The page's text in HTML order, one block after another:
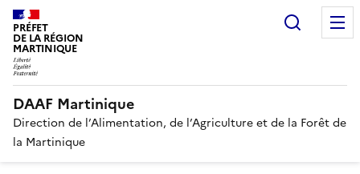
PRÉFET
DE LA RÉGION
MARTINIQUE
DAAF Martinique
Direction de l’Alimentation, de l’Agriculture et de la Forêt de
la Martinique